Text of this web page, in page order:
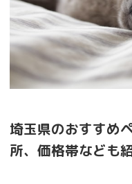
埼玉県のおすすめ
所、価格帯なども